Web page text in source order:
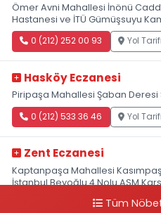
Ömer Avni Mahallesi İnönü
Hastanesi ve İTÜ Gümüşsuyu
0 (212) 252 00 93 Yol
Hasköy Eczanesi
Piripaşa Mahallesi Şaban Deresi
0 (212) 533 36 46 Yol
Zent Eczanesi
Kaptanpaşa Mahallesi
İstanbul Beyoğlu 4 Nolu ASM
0 (212) 297 96 92 Yol
Tüm